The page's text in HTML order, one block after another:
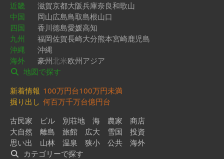
近畿
滋賀京都大阪兵庫奈良和歌山
中国
岡山広島鳥取島根山口
四国
香川徳島愛媛高知
九州
福岡佐賀長崎大分熊本宮崎鹿児島
沖縄
沖縄
海外
豪州北米欧州アジア
地図で探す
新着情報 100万円台100万円未満
掘り出し 何百万千万台億円台
古民家
ビル 別荘地 海 農家
商店
大自然
離島 旅館 広大 雪国
投資
思い出
山林 温泉 狭小 公共
海外
カテゴリーで探す